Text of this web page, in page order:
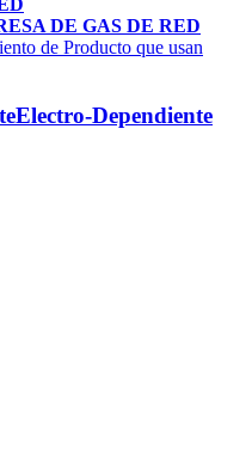
DE GAS DE RED
de Producto que usan
Electro-Dependiente